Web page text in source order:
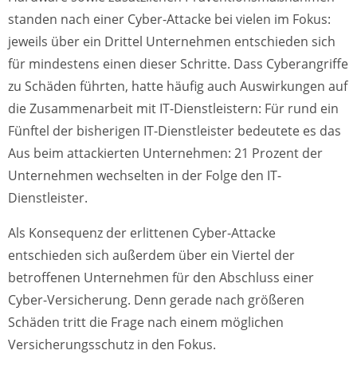
standen nach einer Cyber-Attacke bei vielen im Fokus:
jeweils über ein Drittel Unternehmen entschieden sich
für mindestens einen dieser Schritte. Dass Cyberangriffe
zu Schäden führten, hatte häufig auch Auswirkungen auf
die Zusammenarbeit mit IT-Dienstleistern: Für rund ein
Fünftel der bisherigen IT-Dienstleister bedeutete es das
Aus beim attackierten Unternehmen: 21 Prozent der
Unternehmen wechselten in der Folge den IT-
Dienstleister.
Als Konsequenz der erlittenen Cyber-Attacke
entschieden sich außerdem über ein Viertel der
betroffenen Unternehmen für den Abschluss einer
Cyber-Versicherung. Denn gerade nach größeren
Schäden tritt die Frage nach einem möglichen
Versicherungsschutz in den Fokus.